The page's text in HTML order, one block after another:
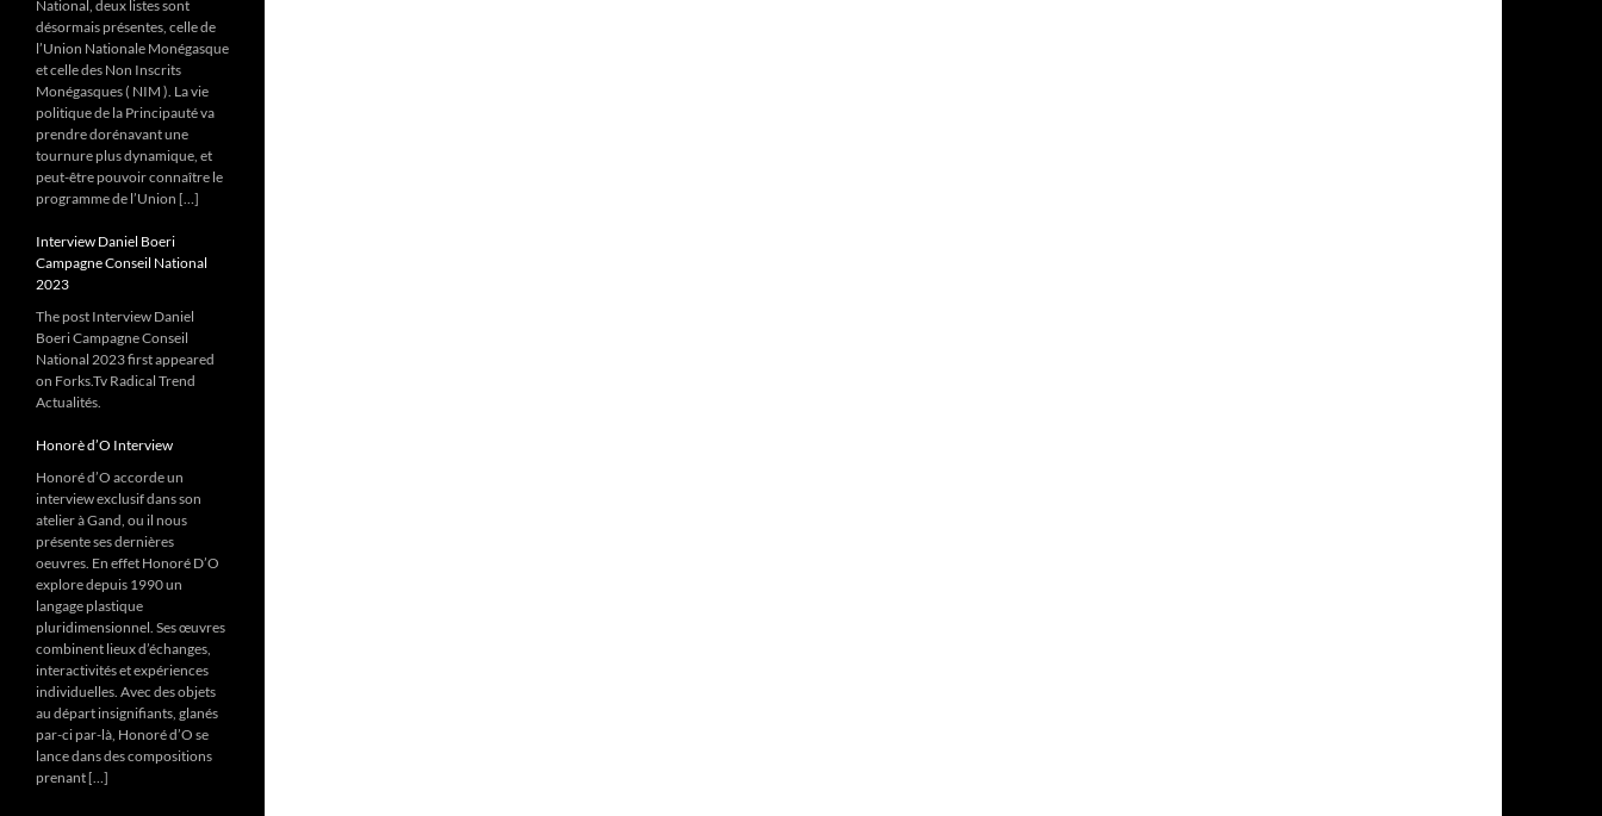
National, deux listes sont
désormais présentes, celle de
l’Union Nationale Monégasque
et celle des Non Inscrits
Monégasques ( NIM ). La vie
politique de la Principauté va
prendre dorénavant une
tournure plus dynamique, et
peut-être pouvoir connaître le
programme de l’Union […]
Interview Daniel Boeri
Campagne Conseil National
2023
The post Interview Daniel
Boeri Campagne Conseil
National 2023 first appeared
on Forks.Tv Radical Trend
Actualités.
Honorè d’O Interview
Honoré d’O accorde un
interview exclusif dans son
atelier à Gand, ou il nous
présente ses dernières
oeuvres. En effet Honoré D’O
explore depuis 1990 un
langage plastique
pluridimensionnel. Ses œuvres
combinent lieux d’échanges,
interactivités et expériences
individuelles. Avec des objets
au départ insignifiants, glanés
par-ci par-là, Honoré d’O se
lance dans des compositions
prenant […]